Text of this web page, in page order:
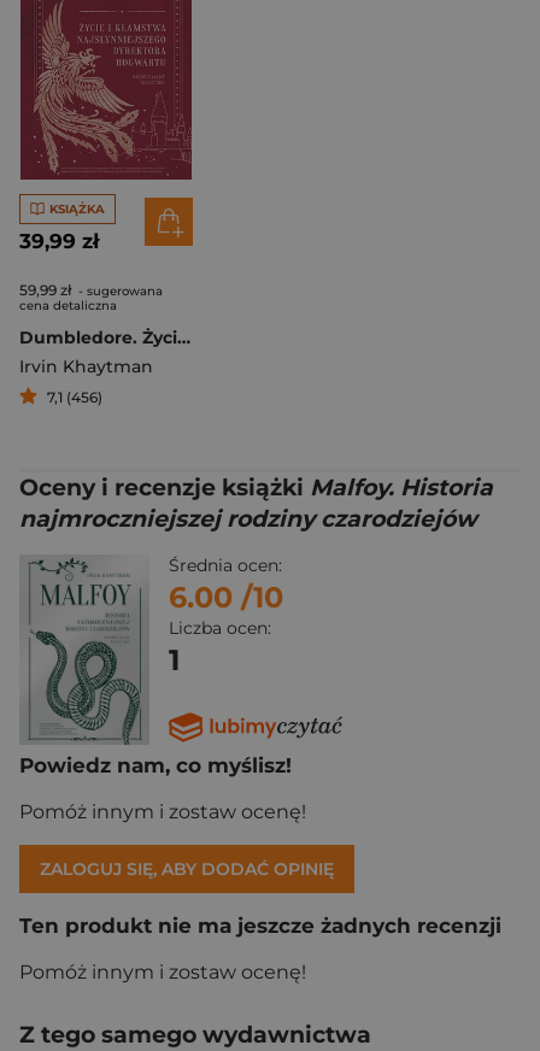
KSIĄŻKA
39,99 zł
59,99 zł - sugerowana
cena detaliczna
Dumbledore. Życie i kłamstwa najsłynniejszego dyrektora Hogwartu
Irvin Khaytman
7,1 (456)
Oceny i recenzje książki Malfoy. Historia
najmroczniejszej rodziny czarodziejów
Średnia ocen:
6.00 /10
Liczba ocen:
1
Powiedz nam, co myślisz!
Pomóż innym i zostaw ocenę!
ZALOGUJ SIĘ, ABY DODAĆ OPINIĘ
Ten produkt nie ma jeszcze żadnych recenzji
Pomóż innym i zostaw ocenę!
Z tego samego wydawnictwa